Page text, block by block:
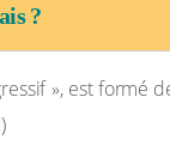
?
», est formé